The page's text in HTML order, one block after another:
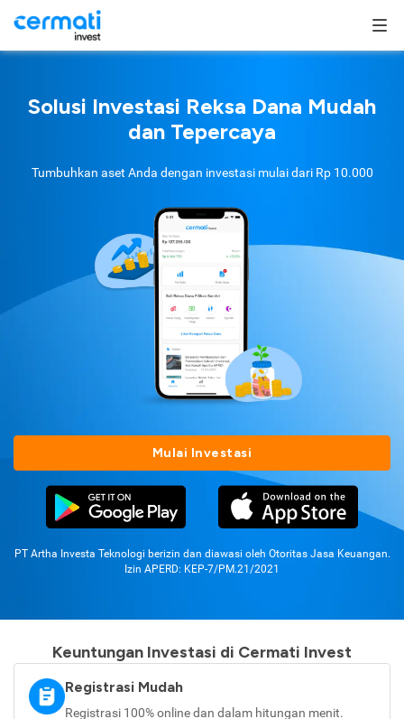
Solusi Investasi Reksa Dana Mudah
dan Tepercaya
Tumbuhkan aset Anda dengan investasi mulai dari Rp 10.000
Mulai Investasi
PT Artha Investa Teknologi berizin dan diawasi oleh Otoritas Jasa Keuangan.
Izin APERD: KEP-7/PM.21/2021
Keuntungan Investasi di Cermati Invest
Registrasi Mudah
Registrasi 100% online dan dalam hitungan menit.